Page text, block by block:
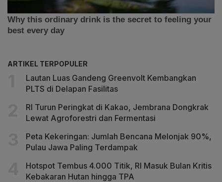
ARTIKEL TERPOPULER
Lautan Luas Gandeng Greenvolt Kembangkan
PLTS di Delapan Fasilitas
RI Turun Peringkat di Kakao, Jembrana Dongkrak
Lewat Agroforestri dan Fermentasi
Peta Kekeringan: Jumlah Bencana Melonjak 90%,
Pulau Jawa Paling Terdampak
Hotspot Tembus 4.000 Titik, RI Masuk Bulan Kritis
Kebakaran Hutan hingga TPA